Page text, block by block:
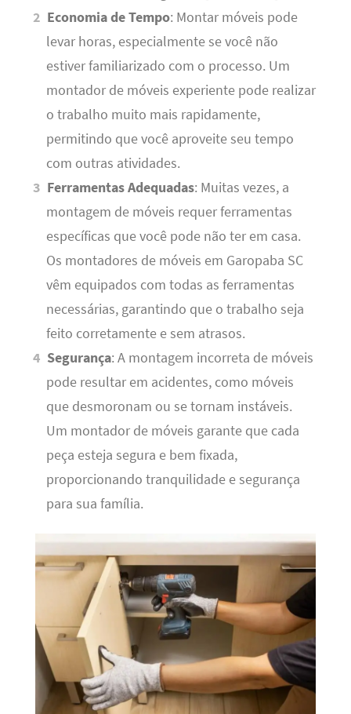
Economia de Tempo: Montar móveis pode
levar horas, especialmente se você não
estiver familiarizado com o processo. Um
montador de móveis experiente pode realizar
o trabalho muito mais rapidamente,
permitindo que você aproveite seu tempo
com outras atividades.
Ferramentas Adequadas: Muitas vezes, a
montagem de móveis requer ferramentas
específicas que você pode não ter em casa.
Os montadores de móveis em Garopaba SC
vêm equipados com todas as ferramentas
necessárias, garantindo que o trabalho seja
feito corretamente e sem atrasos.
Segurança: A montagem incorreta de móveis
pode resultar em acidentes, como móveis
que desmoronam ou se tornam instáveis.
Um montador de móveis garante que cada
peça esteja segura e bem fixada,
proporcionando tranquilidade e segurança
para sua família.